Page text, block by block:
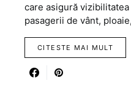
care asigură
pasagerii de vânt,
CITESTE MAI MULT